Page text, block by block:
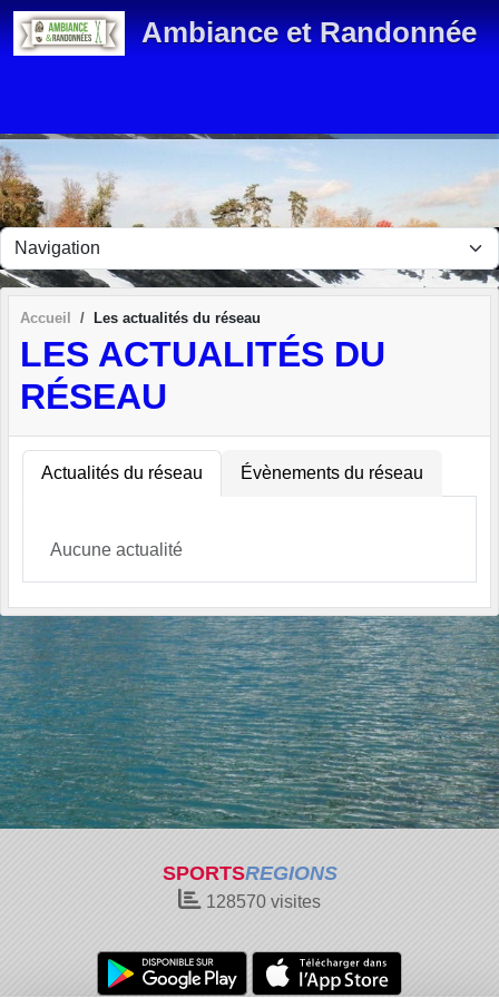
Ambiance et Randonnée
Accueil Les actualités du réseau
LES ACTUALITÉS DU
RÉSEAU
Actualités du réseau Évènements du réseau
Aucune actualité
SPORTSREGIONS
128570 visites
Panneau de gestion des cookies